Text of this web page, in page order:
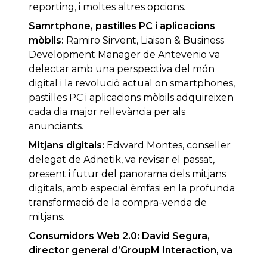
reporting, i moltes altres opcions.
Samrtphone, pastilles PC i aplicacions
mòbils: Ramiro Sirvent, Liaison & Business
Development Manager de Antevenio va
delectar amb una perspectiva del món
digital i la revolució actual on smartphones,
pastilles PC i aplicacions mòbils adquireixen
cada dia major rellevància per als
anunciants.
Mitjans digitals: Edward Montes, conseller
delegat de Adnetik, va revisar el passat,
present i futur del panorama dels mitjans
digitals, amb especial èmfasi en la profunda
transformació de la compra-venda de
mitjans.
Consumidors Web 2.0: David Segura,
director general d’GroupM Interaction, va